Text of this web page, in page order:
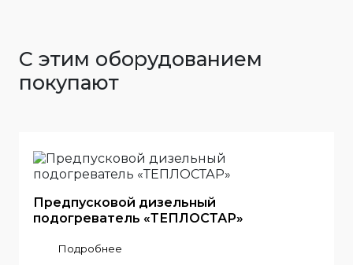
С этим оборудованием
покупают
Предпусковой дизельный
подогреватель «ТЕПЛОСТАР»
Подробнее